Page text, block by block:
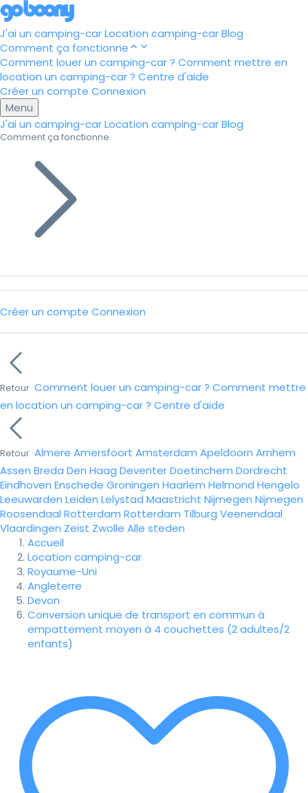
J'ai un camping-carLocation camping-carBlog
Comment ça fonctionne
Comment louer un camping-car ? Comment mettre en
location un camping-car ? Centre d'aide
Créer un compte Connexion
Menu
J'ai un camping-carLocation camping-carBlog
Comment ça fonctionne
Créer un compte Connexion
Retour Comment louer un camping-car ? Comment mettre
en location un camping-car ? Centre d'aide
Retour Almere Amersfoort Amsterdam Apeldoorn Arnhem
Assen Breda Den Haag DeventerDoetinchem Dordrecht
Eindhoven Enschede Groningen Haarlem Helmond Hengelo
Leeuwarden Leiden Lelystad Maastricht Nijmegen Nijmegen
Roosendaal Rotterdam Rotterdam Tilburg Veenendaal
Vlaardingen Zeist Zwolle Alle steden
Accueil
Location camping-car
Royaume-Uni
Angleterre
Devon
Conversion unique de transport en commun à
empattement moyen à 4 couchettes (2 adultes/2
enfants)